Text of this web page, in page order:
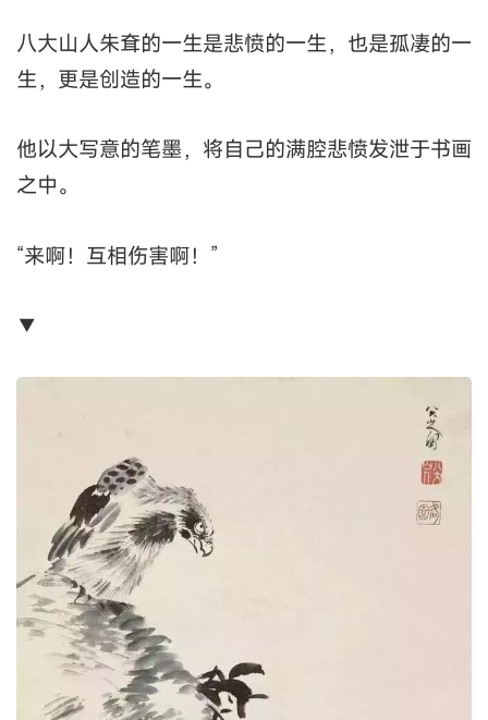
八大山人朱耷的一生是悲愤的一生，也是孤凄的一
生，更是创造的一生。
他以大写意的笔墨，将自己的满腔悲愤发泄于书画
之中。
“来啊！互相伤害啊！”
▼